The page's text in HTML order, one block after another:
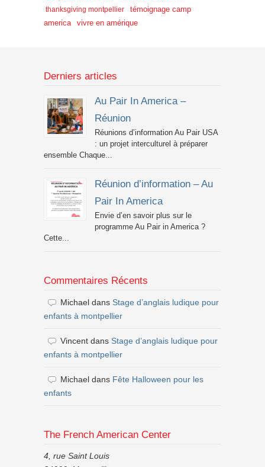
thanksgiving montpellier
témoignage camp
america
vivre en amérique
Derniers articles
Au Pair In America –
Réunion
Réunions d’information Au Pair USA
: un projet interculturel à préparer
ensemble Chaque...
Réunion d’information – Au
Pair In America
Envie d’en savoir plus sur le
programme Au Pair in America ?
Cette...
Commentaires Récents
Michael dans Stage d’anglais ludique pour
enfants à montpellier
Vincent dans Stage d’anglais ludique pour
enfants à montpellier
Michael dans Fête Halloween pour les
enfants
The French American Center
4, rue Saint Louis